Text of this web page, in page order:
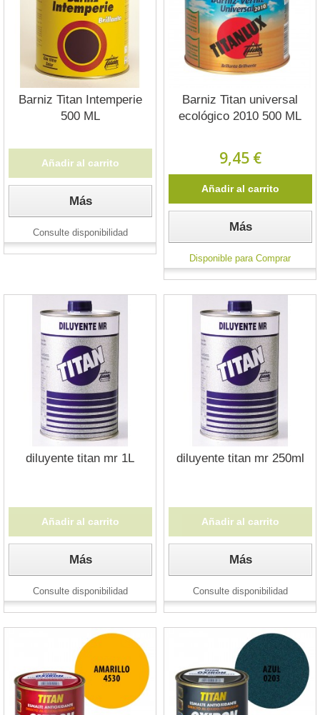
Barniz Titan Intemperie
500 ML
Añadir al carrito
Más
Consulte disponibilidad
Barniz Titan universal
ecológico 2010 500 ML
9,45 €
Añadir al carrito
Más
Disponible para Comprar
diluyente titan mr 1L
Añadir al carrito
Más
Consulte disponibilidad
diluyente titan mr 250ml
Añadir al carrito
Más
Consulte disponibilidad